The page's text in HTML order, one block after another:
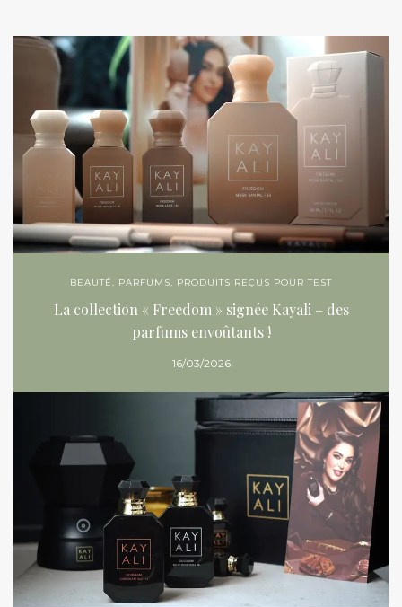
BEAUTÉ, PARFUMS, PRODUITS REÇUS POUR TEST
La collection « Freedom » signée Kayali – des
parfums envoûtants !
16/03/2026